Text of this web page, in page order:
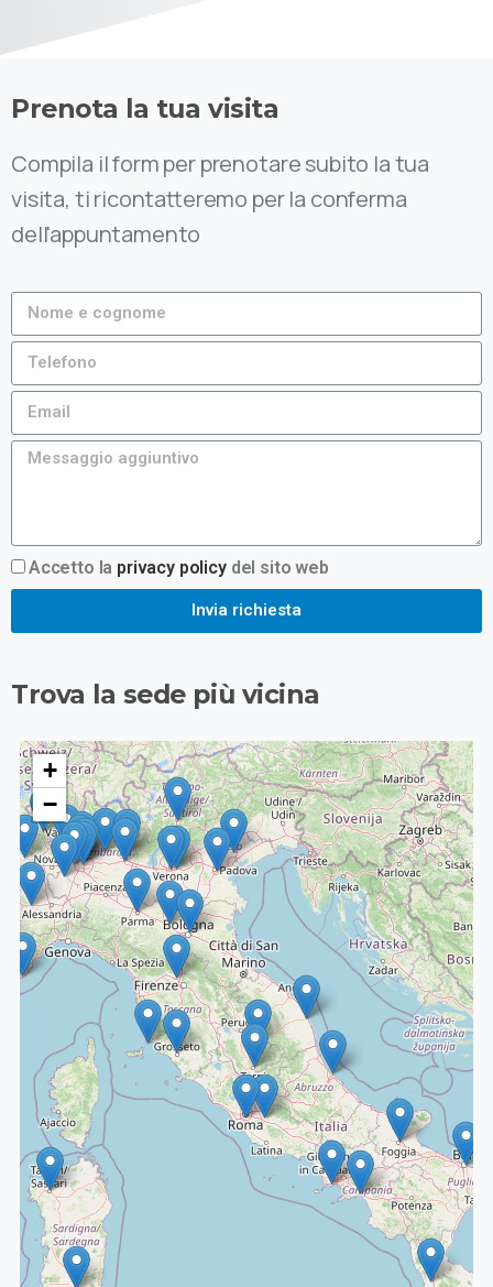
Prenota la tua visita
Compila il form per prenotare subito la tua
visita, ti ricontatteremo per la conferma
dell'appuntamento
Accetto la privacy policydel sito web
Invia richiesta
Trova la sede più vicina